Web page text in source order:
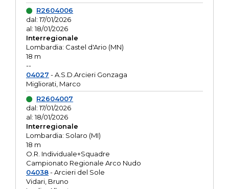
R2604006
dal: 17/01/2026
al: 18/01/2026
Interregionale
Lombardia: Castel d'Ario (MN)
18 m
--
04027 - A.S.D.Arcieri Gonzaga
Migliorati, Marco
R2604007
dal: 17/01/2026
al: 18/01/2026
Interregionale
Lombardia: Solaro (MI)
18 m
O.R. Individuale+Squadre
Campionato Regionale Arco Nudo
04038- Arcieri del Sole
Vidari, Bruno